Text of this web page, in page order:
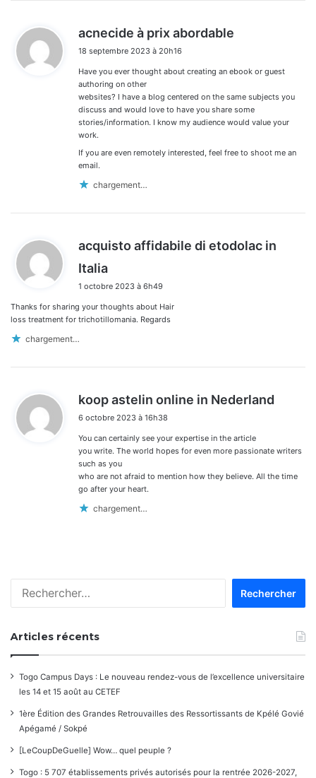
acnecide à prix abordable
18 septembre 2023 à 20h16
Have you ever thought about creating an ebook or guest
authoring on other
websites? I have a blog centered on the same subjects you
discuss and would love to have you share some
stories/information. I know my audience would value your
work.
If you are even remotely interested, feel free to shoot me an
email.
chargement…
acquisto affidabile di etodolac in
Italia
t
:
1 octobre 2023 à 6h49
Thanks for sharing your thoughts about Hair
loss treatment for trichotillomania. Regards
chargement…
koop astelin online in Nederland
6 octobre 2023 à 16h38
You can certainly see your expertise in the article
you write. The world hopes for even more passionate writers
such as you
who are not afraid to mention how they believe. All the time
go after your heart.
chargement…
Articles récents
Togo Campus Days : Le nouveau rendez-vous de l’excellence universitaire
les 14 et 15 août au CETEF
1ère Édition des Grandes Retrouvailles des Ressortissants de Kpélé Govié
Apégamé / Sokpé
[LeCoupDeGuelle] Wow… quel peuple ?
Togo : 5 707 établissements privés autorisés pour la rentrée 2026-2027,